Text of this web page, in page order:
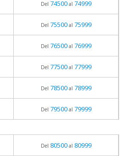
Del 74500al 74999
Del 75500al 75999
Del 76500al 76999
Del 77500al 77999
Del 78500al 78999
Del 79500al 79999
Del 80500al 80999